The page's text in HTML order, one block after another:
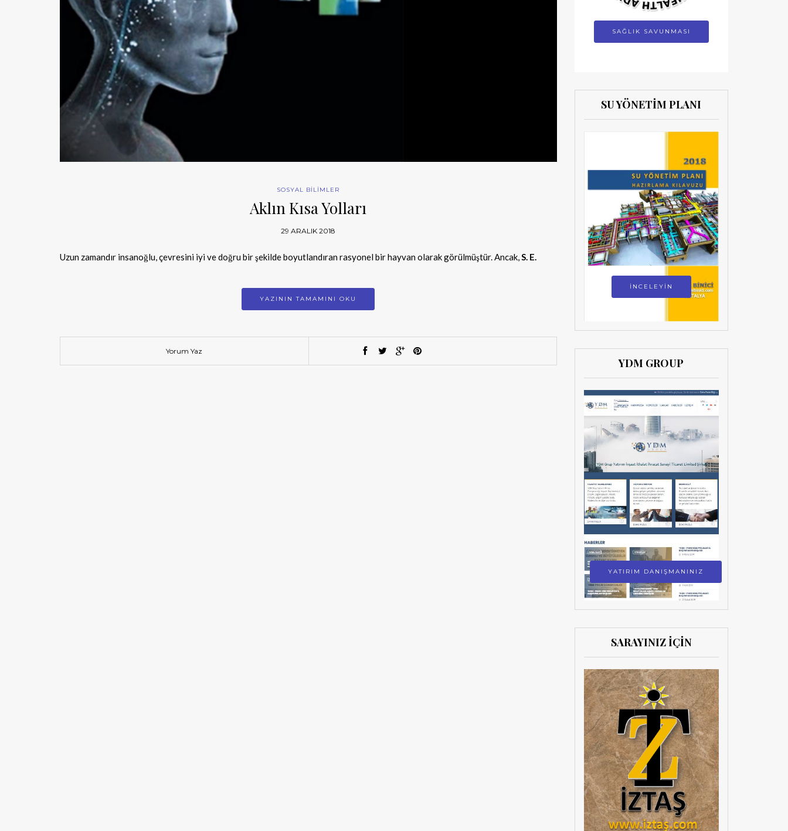
SOSYAL BİLİMLER
Aklın Kısa Yolları
29 ARALIK 2018
Uzun zamandır insanoğlu, çevresini iyi ve doğru bir şekilde boyutlandıran rasyonel bir hayvan olarak görülmüştür. Ancak,S. E.
YAZININ TAMAMINI OKU
Yorum Yaz
SAĞLIK SAVUNMASI
SU YÖNETİM PLANI
İNCELEYİN
YDM GROUP
YATIRIM DANIŞMANINIZ
SARAYINIZ İÇİN